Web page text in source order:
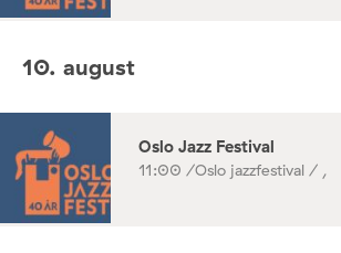
10. august
Oslo Jazz Festival
11:00 /Oslo jazzfestival / ,